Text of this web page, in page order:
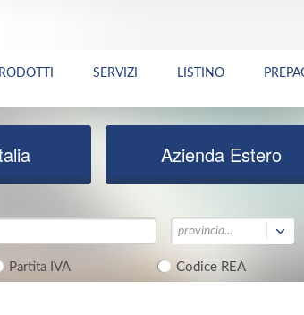
SERVIZI LISTINO
Azienda Estero
Partita IVA Codice REA
provincia...